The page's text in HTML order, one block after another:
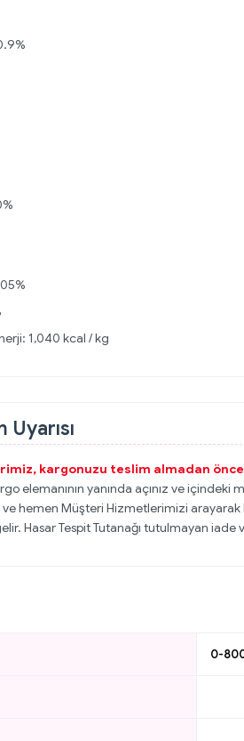
1,040 kcal / kg
kargonuzu teslim almadan
elemanının yanında açınız ve
hemen Müşteri Hizmetlerimizi
Hasar Tespit Tutanağı tutulmayan
0-